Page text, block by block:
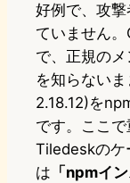
好例で、攻
ていません
で、正規の
を知らない
2.18.12)を
です。ここ
Tiledeskのケ
は 「npmイ